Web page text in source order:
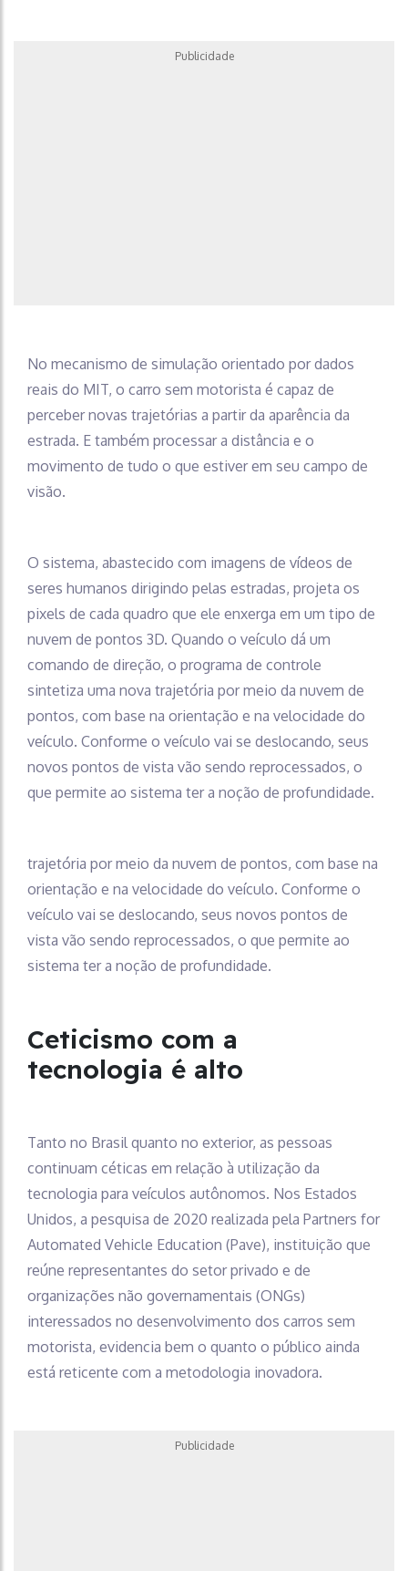
Publicidade
No mecanismo de simulação orientado por dados
reais do MIT, o carro sem motorista é capaz de
perceber novas trajetórias a partir da aparência da
estrada. E também processar a distância e o
movimento de tudo o que estiver em seu campo de
visão.
O sistema, abastecido com imagens de vídeos de
seres humanos dirigindo pelas estradas, projeta os
pixels de cada quadro que ele enxerga em um tipo de
nuvem de pontos 3D. Quando o veículo dá um
comando de direção, o programa de controle
sintetiza uma nova trajetória por meio da nuvem de
pontos, com base na orientação e na velocidade do
veículo. Conforme o veículo vai se deslocando, seus
novos pontos de vista vão sendo reprocessados, o
que permite ao sistema ter a noção de profundidade.
trajetória por meio da nuvem de pontos, com base na
orientação e na velocidade do veículo. Conforme o
veículo vai se deslocando, seus novos pontos de
vista vão sendo reprocessados, o que permite ao
sistema ter a noção de profundidade.
Ceticismo com a
tecnologia é alto
Tanto no Brasil quanto no exterior, as pessoas
continuam céticas em relação à utilização da
tecnologia para veículos autônomos. Nos Estados
Unidos, a pesquisa de 2020 realizada pela Partners for
Automated Vehicle Education (Pave), instituição que
reúne representantes do setor privado e de
organizações não governamentais (ONGs)
interessados no desenvolvimento dos carros sem
motorista, evidencia bem o quanto o público ainda
está reticente com a metodologia inovadora.
Publicidade